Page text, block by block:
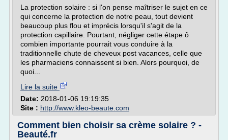
La protection solaire : si l'on pense maîtriser le sujet en ce
qui concerne la protection de notre peau, tout devient
beaucoup plus flou et imprécis lorsqu'il s'agit de la
protection capillaire. Pourtant, négliger cette étape ô
combien importante pourrait vous conduire à la
traditionnelle chute de cheveux post vacances, celle que
les pharmaciens connaissent si bien. Alors pourquoi, de
quoi...
Lire la suite
Date: 2018-01-06 19:19:35
Site : http://www.kleo-beaute.com
Comment bien choisir sa crème solaire ? -
Beauté.fr